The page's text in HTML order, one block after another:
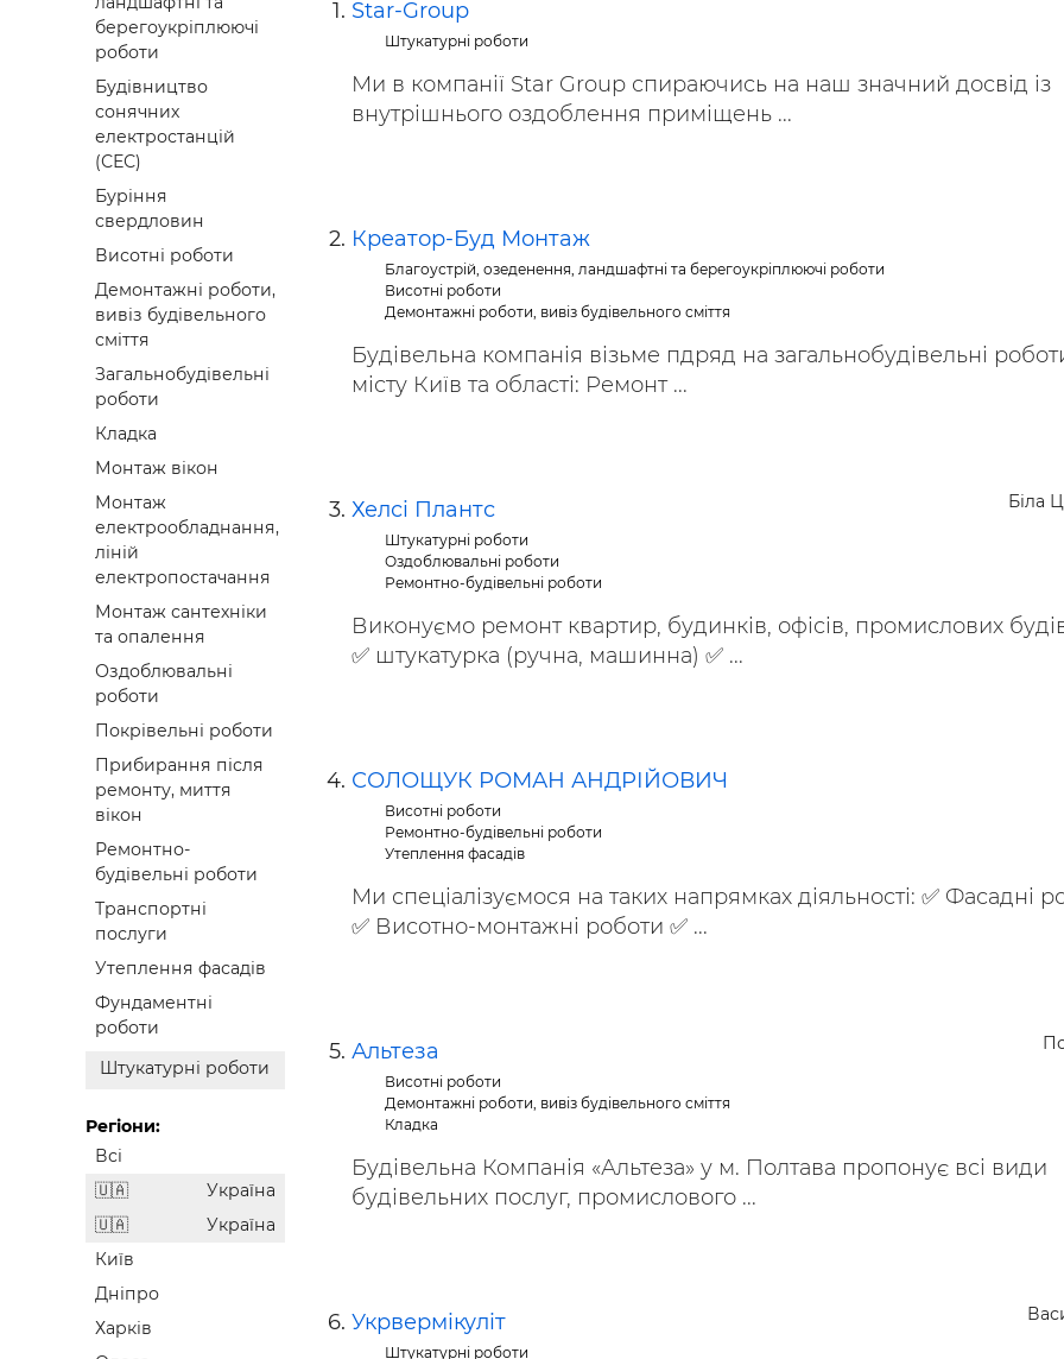
Будівельні і ремонтні послуги
берегоукріплюючі
роботи
Будівництво
сонячних
електростанцій
(СЕС)
Буріння
свердловин
Висотні роботи
Демонтажні роботи,
вивіз будівельного
сміття
Загальнобудівельні
роботи
Кладка
Монтаж вікон
Монтаж
електрообладнання,
ліній
електропостачання
Монтаж сантехніки
та опалення
Оздоблювальні
роботи
Покрівельні роботи
Прибирання після
ремонту, миття
вікон
Ремонтно-
будівельні роботи
Транспортні
послуги
Утеплення фасадів
Фундаментні
роботи
Штукатурні роботи
Регіони:
Всі
Україна
Україна
Київ
Дніпро
Харків
Star-Group
Штукатурні роботи
Ми в компанії Star Group спираючись на наш значний досвід із
внутрішнього оздоблення приміщень ...
Креатор-Буд Монтаж
Благоустрій, озеденення, ландшафтні та берегоукріплюючі роботи
Висотні роботи
Демонтажні роботи, вивіз будівельного сміття
Будівельна компанія візьме пдряд на загальнобудівельні
місту Київ та області: Ремонт ...
Біла
Хелсі Плантс
Штукатурні роботи
Оздоблювальні роботи
Ремонтно-будівельні роботи
Виконуємо ремонт квартир, будинків, офісів, промислових
✅ штукатурка (ручна, машинна) ✅ ...
СОЛОЩУК РОМАН АНДРІЙОВИЧ
Висотні роботи
Ремонтно-будівельні роботи
Утеплення фасадів
Ми спеціалізуємося на таких напрямках діяльності: ✅ Фасадні
✅ Висотно-монтажні роботи ✅ ...
Альтеза
Висотні роботи
Демонтажні роботи, вивіз будівельного сміття
Кладка
Будівельна Компанія «Альтеза» у м. Полтава пропонує всі види
будівельних послуг, промислового ...
Укрвермікуліт
Штукатурні роботи